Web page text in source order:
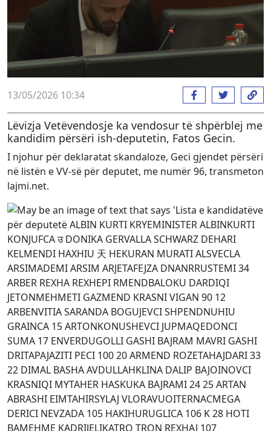
13/05/2026 10:34
Lëvizja Vetëvendosje ka vendosur të shpërblej me
kandidim përsëri ish-deputetin, Fatos Gecin.
I njohur për deklaratat skandaloze, Geci gjendet përsëri
në listën e VV-së për deputet, me numër 96, transmeton
lajmi.net.